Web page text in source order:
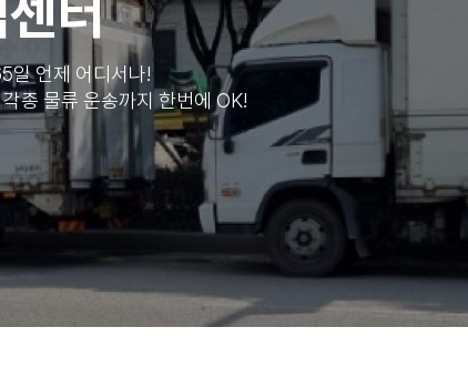
터
일 언제 어디서나!
종 물류 운송까지 한번에 OK!